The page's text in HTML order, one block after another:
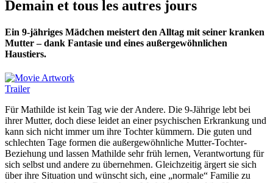
Demain et tous les autres jours
Ein 9-jähriges Mädchen meistert den Alltag mit seiner kranken
Mutter – dank Fantasie und eines außergewöhnlichen
Haustiers.
Trailer
Für Mathilde ist kein Tag wie der Andere. Die 9-Jährige lebt bei
ihrer Mutter, doch diese leidet an einer psychischen Erkrankung und
kann sich nicht immer um ihre Tochter kümmern. Die guten und
schlechten Tage formen die außergewöhnliche Mutter-Tochter-
Beziehung und lassen Mathilde sehr früh lernen, Verantwortung für
sich selbst und andere zu übernehmen. Gleichzeitig ärgert sie sich
über ihre Situation und wünscht sich, eine „normale“ Familie zu